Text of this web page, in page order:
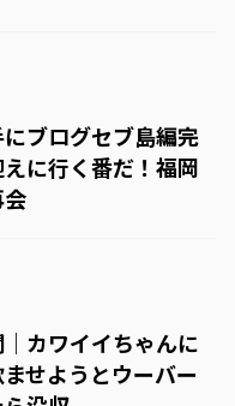
ブログセブ島編完
えに行く番だ！福岡
カワイイちゃんに
せようとウーバー